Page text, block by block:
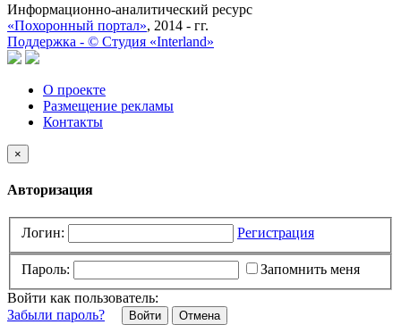
Информационно-аналитический ресурс
«Похоронный портал», 2014 - гг.
Поддержка - © Cтудия «Interland»
О проекте
Размещение рекламы
Контакты
×
Авторизация
Логин: Регистрация
Пароль:
Запомнить меня
Войти как пользователь:
Забыли пароль?
Отмена